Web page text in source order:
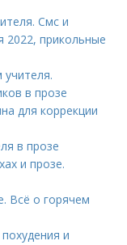
Смс и
2022, прикольные
в прозе
для коррекции
в прозе
и прозе.
Всё о горячем
и